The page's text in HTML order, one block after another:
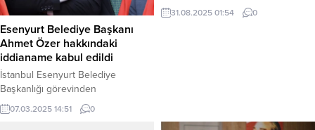
Esenyurt Belediye Başkanı
Ahmet Özer hakkındaki
iddianame kabul edildi
İstanbul Esenyurt Belediye
Başkanlığı görevinden
uzaklaştırılan Ahmet Özer hakkında
“silahlı terör örgütü PKK/KCK üyesi
07.03.2025 14:51 0
Galatasaray’ın Çaykur Rizespor’u 3-
1 mağlup ettiği maçta kulüp tarihinin
kazanmaya devam etmemiz,”
31.08.2025 01:54 0